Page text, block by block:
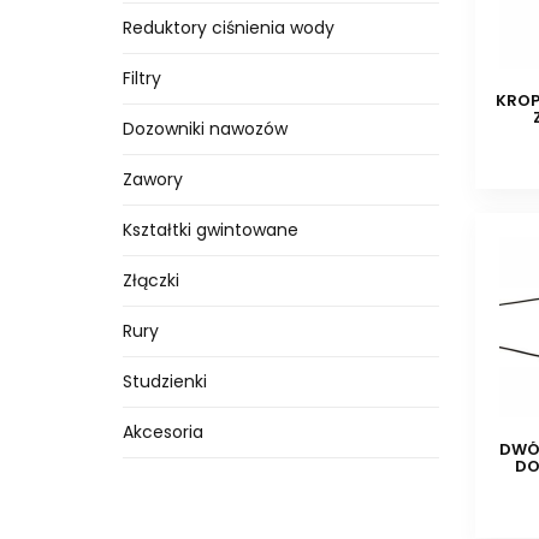
Reduktory ciśnienia wody
Filtry
Dozowniki nawozów
Zawory
Kształtki gwintowane
Złączki
Rury
Studzienki
Akcesoria